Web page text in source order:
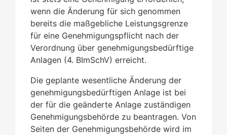
wenn die Änderung für sich genommen
bereits die maßgebliche Leistungsgrenze
für eine Genehmigungspflicht nach der
Verordnung über genehmigungsbedürftige
Anlagen (4. BImSchV) erreicht.
Die geplante wesentliche Änderung der
genehmigungsbedürftigen Anlage ist bei
der für die geänderte Anlage zuständigen
Genehmigungsbehörde zu beantragen. Von
Seiten der Genehmigungsbehörde wird im